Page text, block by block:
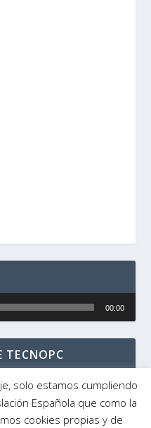
00:00
TECNOPC
solo estamos cumpliendo
Española que como la
cookies propias y de